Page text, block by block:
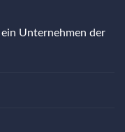
Unternehmen der